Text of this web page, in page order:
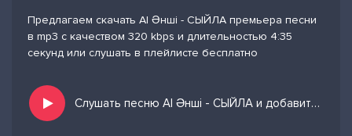
Предлагаем скачать AI Әнші - СЫЙЛА премьера песни
в mp3 с качеством 320 kbps и длительностью 4:35
секунд или слушать в плейлисте бесплатно
Слушать песню AI Әнші - СЫЙЛА и добавить в избранных